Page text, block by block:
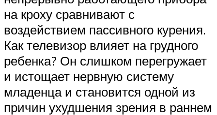
на кроху сравнивают с
воздействием пассивного курения.
Как телевизор влияет на грудного
ребенка? Он слишком перегружает
и истощает нервную систему
младенца и становится одной из
причин ухудшения зрения в раннем